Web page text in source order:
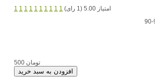
1 1 1 1 1 1 1 1 1 1
امتیاز 5.00 (1 رای)
500 تومان